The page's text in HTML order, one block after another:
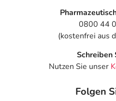
0800 44
(kostenfrei aus
Schreiben
Nutzen Sie unser
Folgen